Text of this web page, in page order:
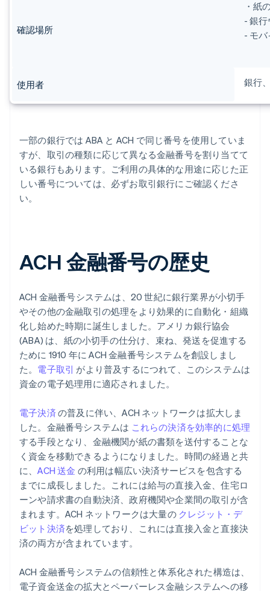
確認場所
・紙
- 銀
- モ
使用者 銀行
一部の銀行では ABA と ACH で同じ番号を使用していま
すが、取引の種類に応じて異なる金融番号を割り当てて
いる銀行もあります。ご利用の具体的な用途に応じた正
しい番号については、必ずお取引銀行にご確認くださ
い。
ACH 金融番号の歴史
ACH 金融番号システムは、20 世紀に銀行業界が小切手
やその他の金融取引の処理をより効果的に自動化・組織
化し始めた時期に誕生しました。アメリカ銀行協会
(ABA) は、紙の小切手の仕分け、束ね、発送を促進する
ために 1910 年に ACH 金融番号システムを創設しまし
た。 電子取引 がより普及するにつれて、このシステムは
資金の電子処理用に適応されました。
電子決済 の普及に伴い、ACH ネットワークは拡大しま
した。金融番号システムは これらの決済を効率的に処理
する手段となり、金融機関が紙の書類を送付することな
く資金を移動できるようになりました。時間の経過と共
に、ACH 送金 の利用は幅広い決済サービスを包含する
までに成長しました。これには給与の直接入金、住宅ロ
ーンや請求書の自動決済、政府機関や企業間の取引が含
まれます。ACH ネットワークは大量の クレジット・デ
ビット決済を処理しており、これには直接入金と直接決
済の両方が含まれています。
ACH 金融番号システムの信頼性と体系化された構造は、
電子資金送金の拡大とペーパーレス金融システムへの移